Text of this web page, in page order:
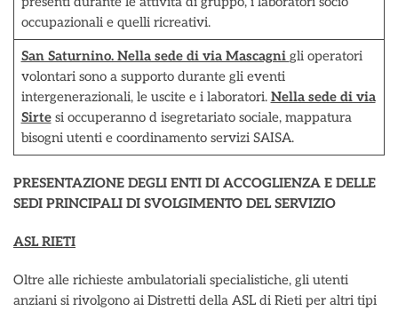
occupazionali e quelli ricreativi.
San Saturnino. Nella sede di via Mascagni gli operatori
volontari sono a supporto durante gli eventi
intergenerazionali, le uscite e i laboratori. Nella sede di via
Sirtesi occuperanno d isegretariato sociale, mappatura
bisogni utenti e coordinamento servizi SAISA.
PRESENTAZIONE DEGLI ENTI DI ACCOGLIENZA E DELLE
SEDI PRINCIPALI DI SVOLGIMENTO DEL SERVIZIO
ASL RIETI
Oltre alle richieste ambulatoriali specialistiche, gli utenti
anziani si rivolgono ai Distretti della ASL di Rieti per altri tipi